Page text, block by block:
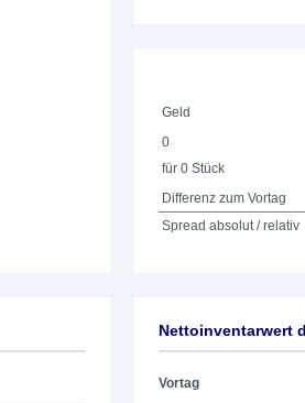
Geld
0
für 0 Stück
Differenz zum Vortag
Spread absolut / relativ
Nettoinventarwert
Vortag